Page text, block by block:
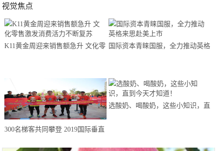
视觉焦点
K11黄金周迎来销售额急升 文化零
国际资本青睐国服，全力推动英格
300名梯客共同攀登 2019国际垂直
选酸奶、喝酸奶，这些小知识，直